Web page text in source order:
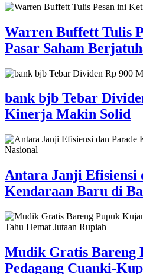
Warren Buffett Tulis
Pasar Saham
bank bjb Tebar
Kinerja Makin Solid
Antara Janji Efisiensi
Kendaraan Baru di
Mudik Gratis Bareng
Pedagang Cuanki-